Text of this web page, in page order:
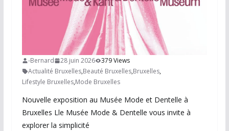
-Bernard 28 juin 2026
379 Views
Actualité Bruxelles,Beauté Bruxelles,Bruxelles,
Lifestyle Bruxelles,Mode Bruxelles
Nouvelle exposition au Musée Mode et Dentelle à
Bruxelles Lle Musée Mode & Dentelle vous invite à
explorer la simplicité